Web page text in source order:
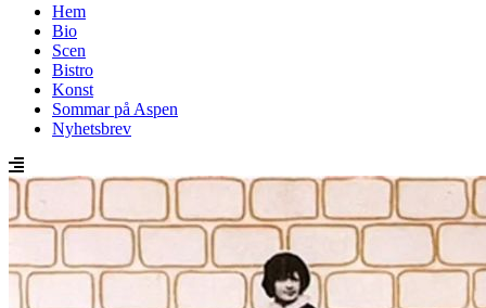
Hem
Bio
Scen
Bistro
Konst
Sommar på Aspen
Nyhetsbrev